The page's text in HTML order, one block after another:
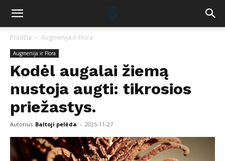
Pradžia Augmenija ir Flora
Augmenija ir Flora
Kodėl augalai žiemą
nustoja augti: tikrosios
priežastys.
Autorius Baltoji pelėda - 2025-11-27